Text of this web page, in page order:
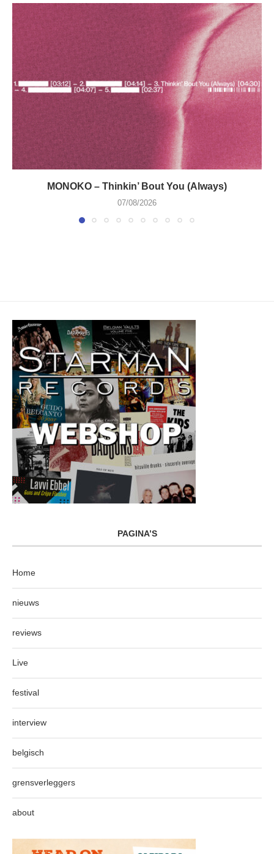
MONOKO – Thinkin’ Bout You (Always)
07/08/2026
PAGINA’S
Home
nieuws
reviews
Live
festival
interview
belgisch
grensverleggers
about